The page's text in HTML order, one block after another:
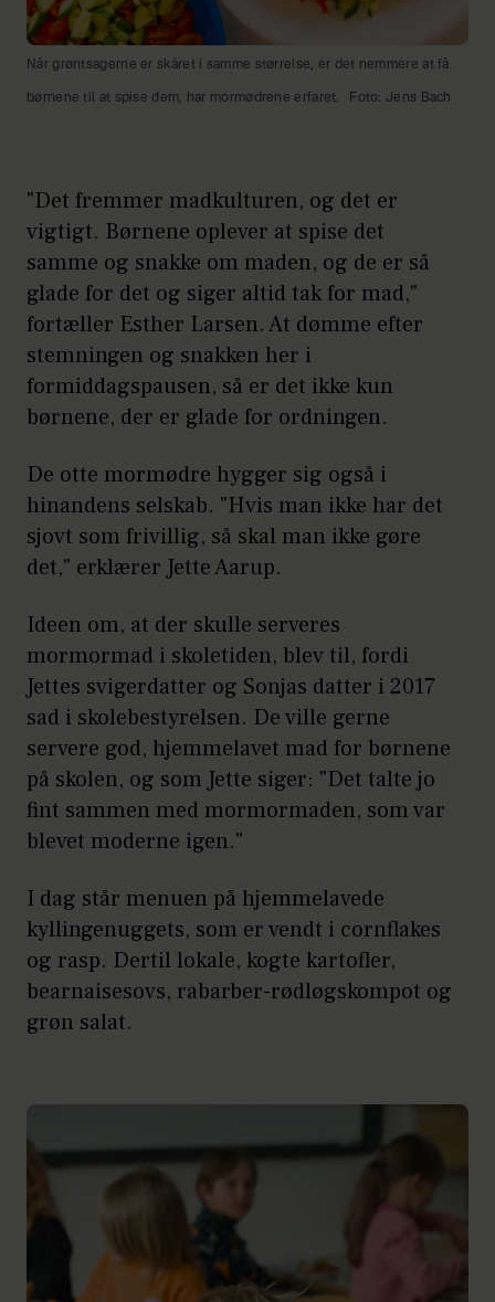
Når grøntsagerne er skåret i samme størrelse, er det nemmere at få
børnene til at spise dem, har mormødrene erfaret. Foto: Jens Bach
"Det fremmer madkulturen, og det er
vigtigt. Børnene oplever at spise det
samme og snakke om maden, og de er så
glade for det og siger altid tak for mad,"
fortæller Esther Larsen. At dømme efter
stemningen og snakken her i
formiddagspausen, så er det ikke kun
børnene, der er glade for ordningen.
De otte mormødre hygger sig også i
hinandens selskab. "Hvis man ikke har det
sjovt som frivillig, så skal man ikke gøre
det," erklærer Jette Aarup.
Ideen om, at der skulle serveres
mormormad i skoletiden, blev til, fordi
Jettes svigerdatter og Sonjas datter i 2017
sad i skolebestyrelsen. De ville gerne
servere god, hjemmelavet mad for børnene
på skolen, og som Jette siger: "Det talte jo
fint sammen med mormormaden, som var
blevet moderne igen."
I dag står menuen på hjemmelavede
kyllingenuggets, som er vendt i cornflakes
og rasp. Dertil lokale, kogte kartofler,
bearnaisesovs, rabarber-rødløgskompot og
grøn salat.